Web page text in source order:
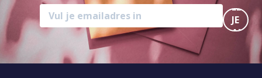
MELD
JE
AAN